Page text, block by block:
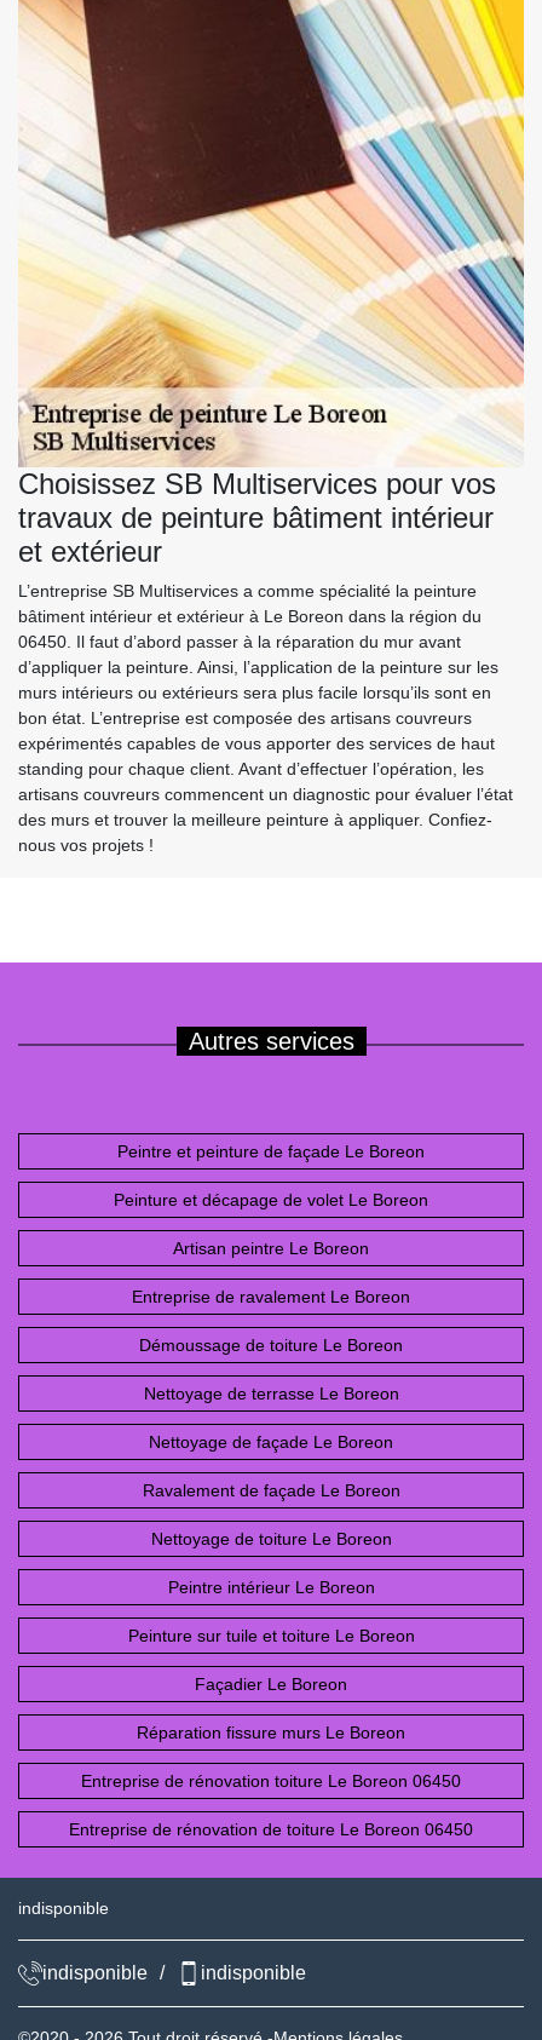
Choisissez SB Multiservices pour vos
travaux de peinture bâtiment intérieur
et extérieur
L’entreprise SB Multiservices a comme spécialité la peinture
bâtiment intérieur et extérieur à Le Boreon dans la région du
06450. Il faut d’abord passer à la réparation du mur avant
d’appliquer la peinture. Ainsi, l’application de la peinture sur les
murs intérieurs ou extérieurs sera plus facile lorsqu’ils sont en
bon état. L’entreprise est composée des artisans couvreurs
expérimentés capables de vous apporter des services de haut
standing pour chaque client. Avant d’effectuer l’opération, les
artisans couvreurs commencent un diagnostic pour évaluer l’état
des murs et trouver la meilleure peinture à appliquer. Confiez-
nous vos projets !
Autres services
Peintre et peinture de façade Le Boreon
Peinture et décapage de volet Le Boreon
Artisan peintre Le Boreon
Entreprise de ravalement Le Boreon
Démoussage de toiture Le Boreon
Nettoyage de terrasse Le Boreon
Nettoyage de façade Le Boreon
Ravalement de façade Le Boreon
Nettoyage de toiture Le Boreon
Peintre intérieur Le Boreon
Peinture sur tuile et toiture Le Boreon
Façadier Le Boreon
Réparation fissure murs Le Boreon
Entreprise de rénovation toiture Le Boreon 06450
Entreprise de rénovation de toiture Le Boreon 06450
indisponible
indisponible / indisponible